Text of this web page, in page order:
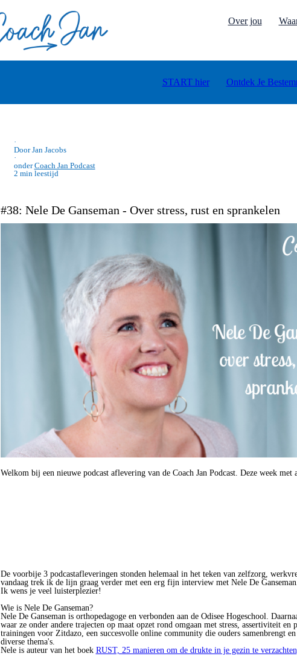
Over jou
START hier Ontdek Je
·
Door Jan Jacobs
·
onderCoach Jan Podcast
2 min leestijd
#38: Nele De Ganseman - Over stress, rust en sprankelen
Welkom bij een nieuwe podcast aflevering van de Coach Jan Podcast. Deze week met
De voorbije 3 podcastafleveringen stonden helemaal in het teken van zelfzorg,
vandaag trek ik de lijn graag verder met een erg fijn interview met Nele De
Ik wens je veel luisterplezier!
Wie is Nele De Ganseman?
Nele De Ganseman is orthopedagoge en verbonden aan de Odisee Hogeschool.
waar ze onder andere trajecten op maat opzet rond omgaan met stress, assertiviteit
trainingen voor Zitdazo, een succesvolle online community die ouders samenbrengt
diverse thema's.
Nele is auteur van het boek RUST, 25 manieren om de drukte in je gezin te verzachten